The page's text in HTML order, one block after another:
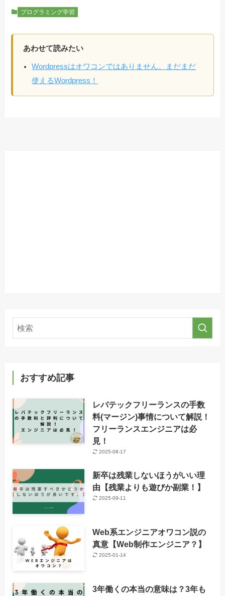
プログラミング学習
あわせて読みたい
Wordpressはオワコンではありません。まだまだ
使えるWordpress！
おすすめ記事
レバテックフリーランスの手数
料(マージン)事情について解説！
フリーランスエンジニアは必
見！
2025-08-17
新卒は残業しないほうがいい理
由【残業よりも遊びか副業！】
2025-09-11
Web系エンジニアオワコン説の
真意【Web制作エンジニア？】
2025-01-14
3年働くの本当の意味は？3年も